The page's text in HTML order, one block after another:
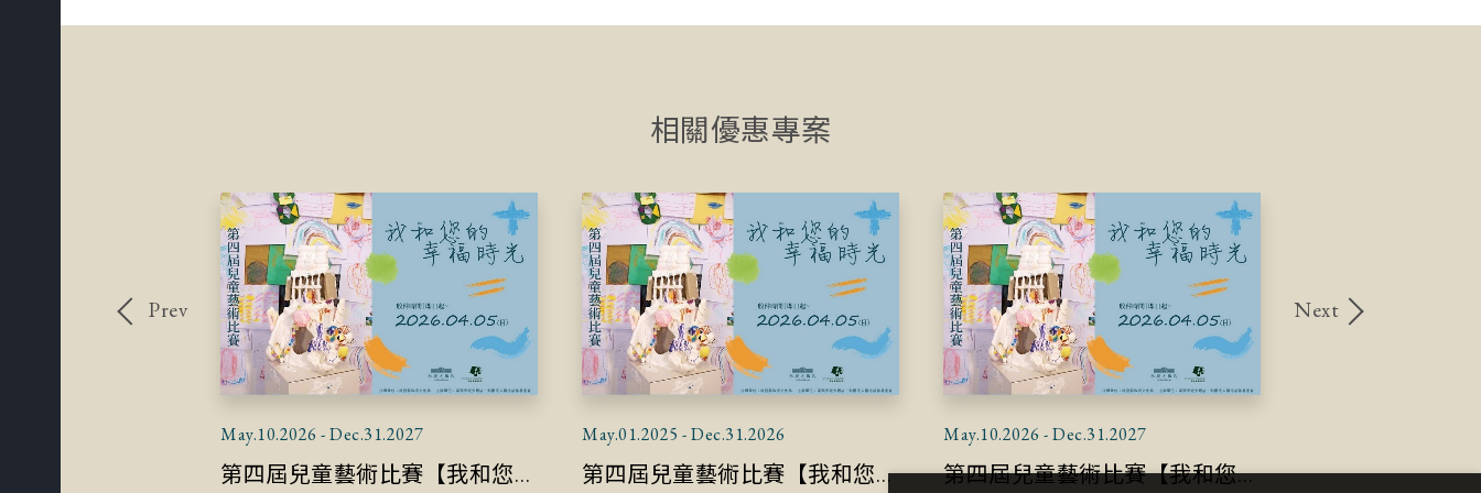
相關優惠專案
Prev
May.10.2026 - Dec.31.2027
第四屆兒童藝術比賽【我和您的幸福時光】繪畫組得獎作品畫冊(5-6年級組)
May.01.2025 - Dec.31.2026
第四屆兒童藝術比賽【我和您的幸福時光】繪畫組得獎作品畫冊(3-4年級組)
May.10.2026 - Dec.31.2027
第四屆兒童藝術比賽【我和您的幸福時光】繪畫組得獎作品畫冊(1-2年級組)
Next